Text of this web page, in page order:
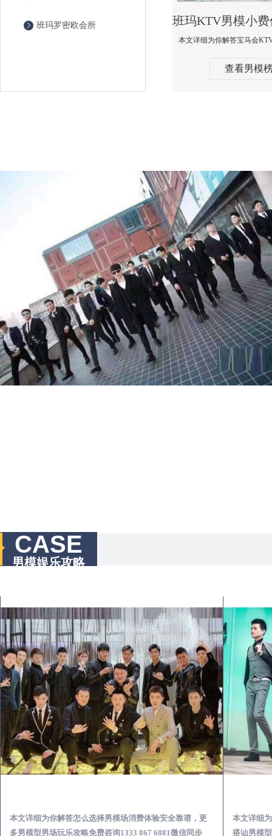
班玛罗密欧会所
查看男模
CASE
男模娱乐攻略
本文详细为你解答怎么选择男模场消费体验安全靠谱，更
多男模型男场玩乐攻略免费咨询1333 867 6881微信同步
本文详细
搭讪男模